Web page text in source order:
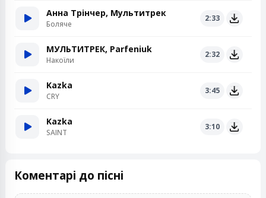
Анна Трінчер, Мультитрек
Боляче
2:33
МУЛЬТИТРЕК, Parfeniuk
Накоїли
2:32
Kazka
CRY
3:45
Kazka
SAINT
3:10
Коментарі до пісні